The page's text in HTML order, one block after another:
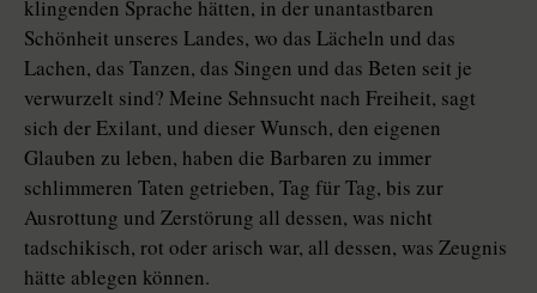
klingenden Sprache hätten, in der unantastbaren
Schönheit unseres Landes, wo das Lächeln und das
Lachen, das Tanzen, das Singen und das Beten seit je
verwurzelt sind? Meine Sehnsucht nach Freiheit, sagt
sich der Exilant, und dieser Wunsch, den eigenen
Glauben zu leben, haben die Barbaren zu immer
schlimmeren Taten getrieben, Tag für Tag, bis zur
Ausrottung und Zerstörung all dessen, was nicht
tadschikisch, rot oder arisch war, all dessen, was Zeugnis
hätte ablegen können.